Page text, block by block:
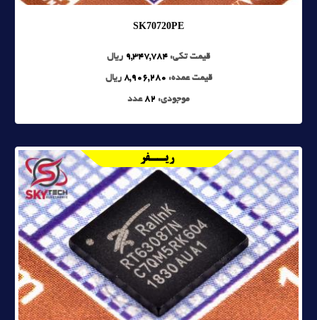
SK70720PE
قیمت تکی: 9,347,784 ریال
قیمت عمده: 8,906,280 ریال
موجودی: 82عدد